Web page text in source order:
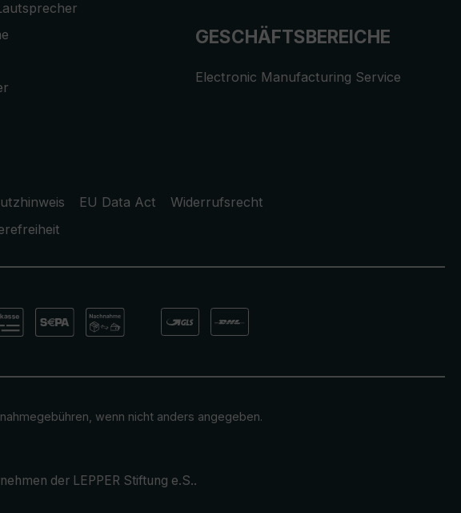
GESCHÄFTSBEREICHE
Electronic Manufacturing Service
EU Data Act
Widerrufsrecht
wenn nicht anders angegeben.
der LEPPER Stiftung e.S..